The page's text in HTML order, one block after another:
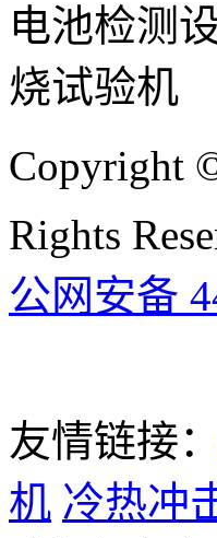
电池检测
烧试验机
Copyright
Rights
公网安备
友情链接：
机 冷热冲